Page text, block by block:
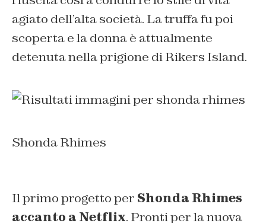
agiato dell’alta società. La truffa fu poi
scoperta e la donna è attualmente
detenuta nella prigione di Rikers Island.
Shonda Rhimes
Il primo progetto per Shonda Rhimes
accanto a Netflix. Pronti per la nuova